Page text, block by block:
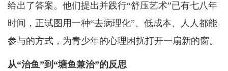
给出了答案。他们提出并践行“舒压艺术”已有七八年
时间，正试图用一种“去病理化”、低成本、人人都能
参与的方式，为青少年的心理困扰打开一扇新的窗。
从“治鱼”到“塘鱼兼治”的反思